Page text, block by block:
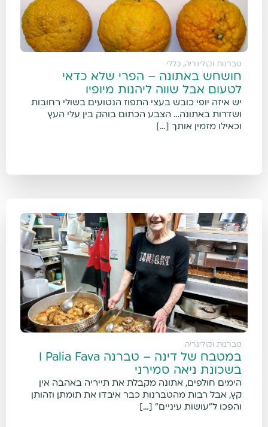
טברנות וקולינריה, כללי
חושחש באתונה – הפרי שלא כדאי
לטעום אבל שווה ליהנות מיופיו
יש איזה יופי כובש בעצי התפוז הנטועים בשולי רחובות
ושדרות באתונה… הצבע הכתום בוהק בין עלי העץ
וכאילו מזמין אותך […]
טברנות וקולינריה
במטבח של דינה – טברנה I Palia Fava
בשכונת ניאה סמירני
הימים חולפים, אתונה מקבלת את תייריה באהבה אין
קץ, אבל רבות מהטברנות כבר איבדו את תומתן וזהותן
והפכו ל"עושות עיניים" […]